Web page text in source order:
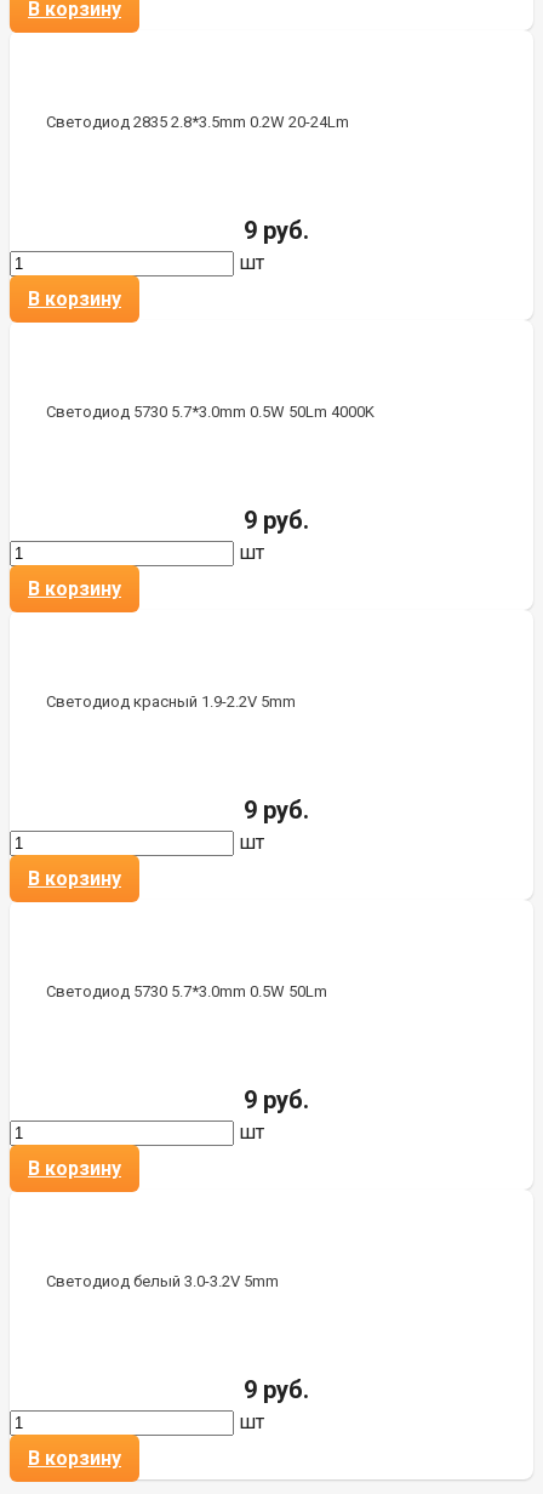
В корзину
Светодиод 2835 2.8*3.5mm 0.2W 20-24Lm
9 руб.
шт
В корзину
Светодиод 5730 5.7*3.0mm 0.5W 50Lm 4000K
9 руб.
шт
В корзину
Светодиод красный 1.9-2.2V 5mm
9 руб.
шт
В корзину
Светодиод 5730 5.7*3.0mm 0.5W 50Lm
9 руб.
шт
В корзину
Светодиод белый 3.0-3.2V 5mm
9 руб.
шт
В корзину